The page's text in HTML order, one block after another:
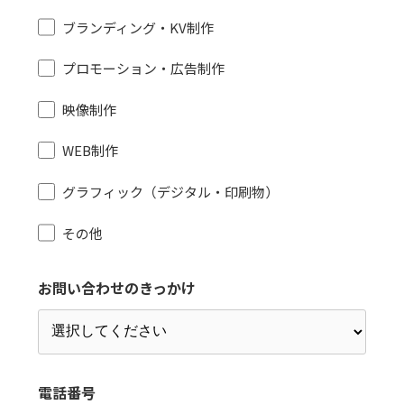
ブランディング・KV制作
プロモーション・広告制作
映像制作
WEB制作
グラフィック（デジタル・印刷物）
その他
お問い合わせのきっかけ
電話番号